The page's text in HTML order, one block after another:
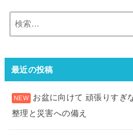
索:
最近の投稿
お盆に向けて 頑張りすぎ
整理と災害への備え